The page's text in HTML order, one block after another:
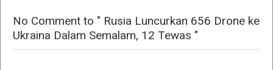
No Comment to " Rusia Luncurkan 656 Drone ke
Ukraina Dalam Semalam, 12 Tewas "